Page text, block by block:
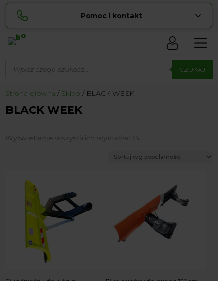
Pomoc i kontakt
Sylwia
pokaż numer
729 856 ...
zamowienia@ ...
0
produktów SZUKAJ
Strona główna Sklep BLACK WEEK
BLACK WEEK
Wyświetlanie wszystkich wyników: 14
popularności